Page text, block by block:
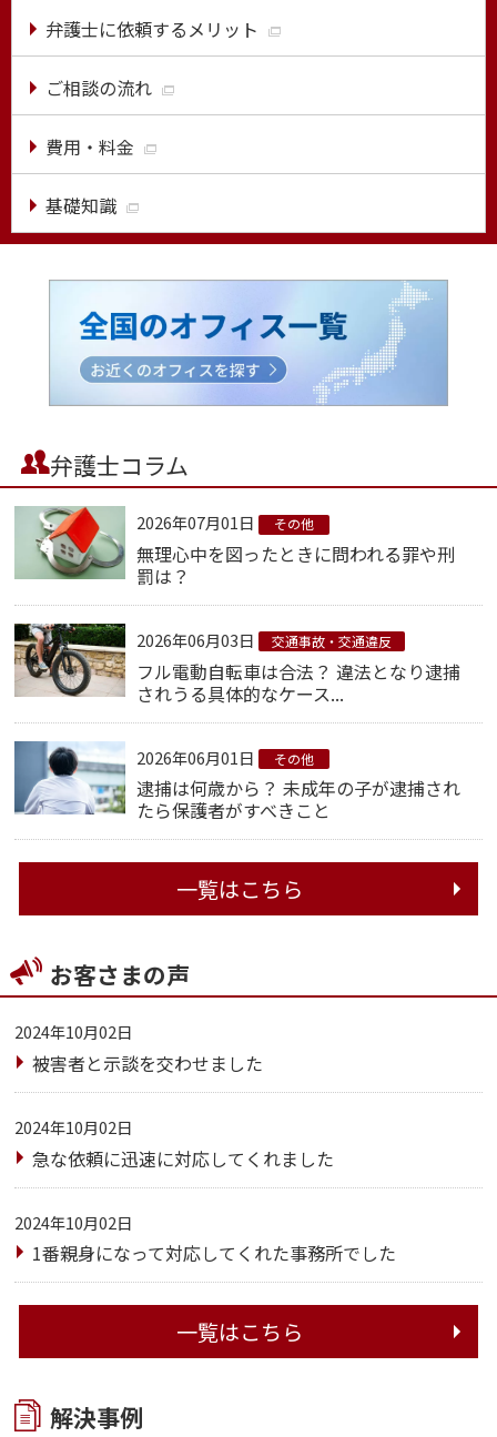
弁護士に依頼するメリット
ご相談の流れ
費用・料金
基礎知識
弁護士コラム
2026年07月01日 その他
無理心中を図ったときに問われる罪や刑
罰は？
2026年06月03日 交通事故・交通違反
フル電動自転車は合法？ 違法となり逮捕
されうる具体的なケース...
2026年06月01日 その他
逮捕は何歳から？ 未成年の子が逮捕され
たら保護者がすべきこと
一覧はこちら
お客さまの声
2024年10月02日
被害者と示談を交わせました
2024年10月02日
急な依頼に迅速に対応してくれました
2024年10月02日
1番親身になって対応してくれた事務所でした
一覧はこちら
解決事例